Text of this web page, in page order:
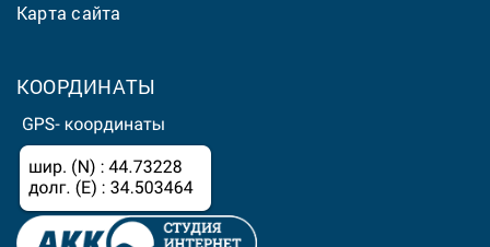
Карта сайта
КООРДИНАТЫ